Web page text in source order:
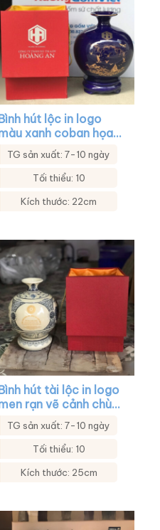
hút lộc in logo
xanh coban họa
cảnh biển và
XG-BHL13
TG sản xuất: 7-10 ngày
Tối thiểu: 10
Kích thước: 22cm
hút tài lộc in logo
rạn vẽ cảnh chùa
XG-BHL38
TG sản xuất: 7-10 ngày
Tối thiểu: 10
Kích thước: 25cm